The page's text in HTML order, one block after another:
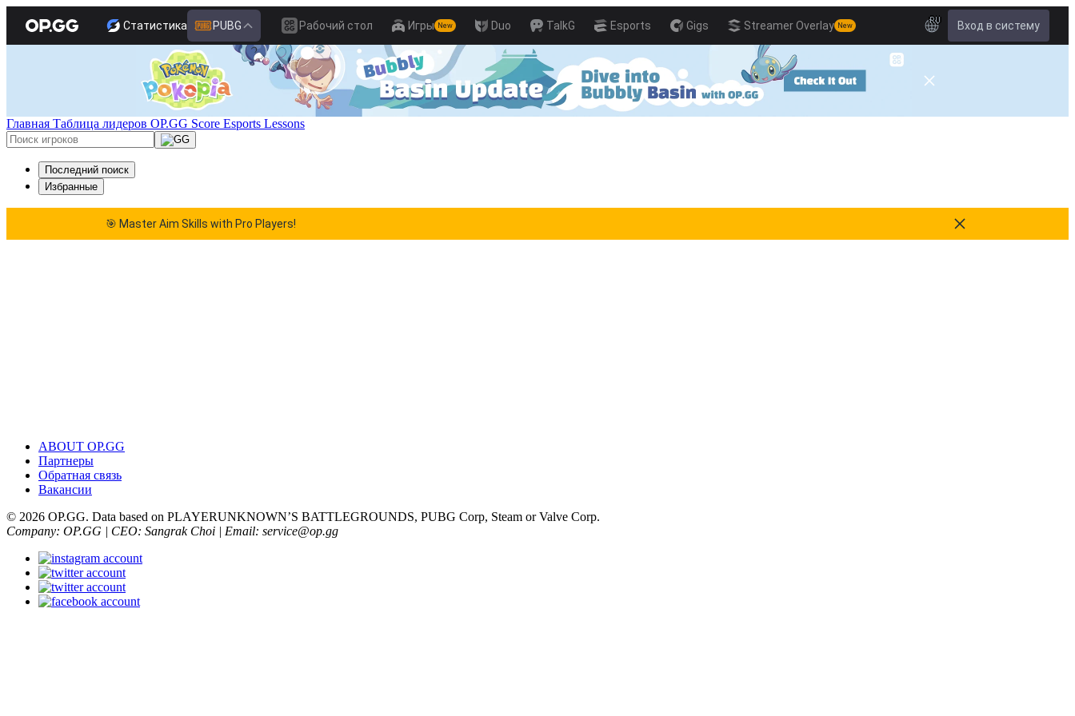
Статистика PUBG Рабочий стол Игры New Duo TalkG Esports Gigs Streamer Overlay New
RU Вход в систему
Главная Таблица лидеров OP.GG Score Esports Lessons
Последний поиск
Избранные
🎯 Master Aim Skills with Pro Players!
ABOUT OP.GG
Партнеры
Обратная связь
Вакансии
© 2026 OP.GG. Data based on PLAYERUNKNOWN’S BATTLEGROUNDS, PUBG Corp, Steam or Valve Corp.
Company: OP.GG | CEO: Sangrak Choi | Email: service@op.gg